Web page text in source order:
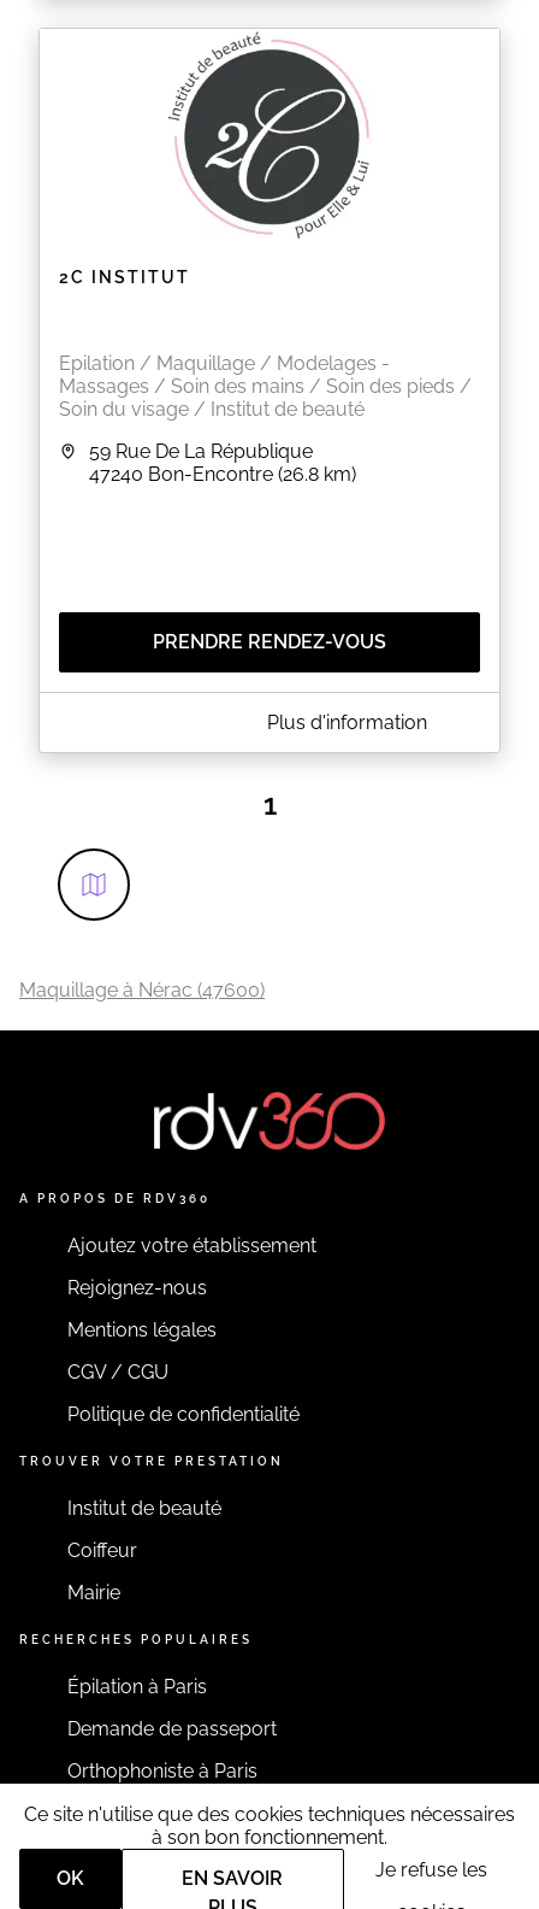
2C INSTITUT
Epilation / Maquillage / Modelages -
Massages / Soin des mains / Soin des pieds /
Soin du visage / Institut de beauté
59 Rue De La République
47240 Bon-Encontre (26.8 km)
PRENDRE RENDEZ-VOUS
A PROPOS DE 2C INSTITUT
Nous prenons soin de vous du lundi au vendredi de
https://www.2c-institut.fr/
Au plaisir de prendre soin de vous.
Cécile et Cyndie
EN SAVOIR PLUS
Plus d'information
1
Maquillage à Nérac (47600)
A PROPOS DE RDV360
Ajoutez votre établissement
Rejoignez-nous
Mentions légales
CGV / CGU
Politique de confidentialité
TROUVER VOTRE PRESTATION
Institut de beauté
Coiffeur
Mairie
RECHERCHES POPULAIRES
Épilation à Paris
Demande de passeport
Orthophoniste à Paris
RESTONS CONNECTÉS
Ce site n'utilise que des cookies techniques nécessaires
à son bon fonctionnement.
OK
EN SAVOIR
Je refuse les